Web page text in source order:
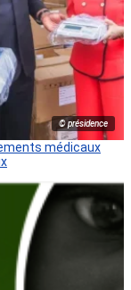
© présidence
médicaux